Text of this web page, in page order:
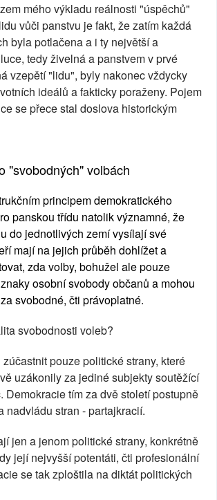
mého výkladu reálnosti "úspěchů"
vůči panstvu je fakt, že zatím každá
byla potlačena a i ty největší a
tedy živelná a panstvem v prvé
vzepětí "lidu", byly nakonec vždycky
ideálů a fakticky poraženy. Pojem
se přece stal doslova historickým
"svobodných" volbách
principem demokratického
panskou třídu natolik významné, že
do jednotlivých zemí vysílají své
mají na jejich průběh dohlížet a
zda volby, bohužel ale pouze
osobní svobody občanů a mohou
svobodné, čti právoplatné.
svobodnosti voleb?
pouze politické strany, které
uzákonily za jediné subjekty soutěžící
Demokracie tím za dvě století postupně
nadvládu stran - partajkracií.
jen a jenom politické strany, konkrétně
její nejvyšší potentáti, čti profesionální
se tak zploštila na diktát politických